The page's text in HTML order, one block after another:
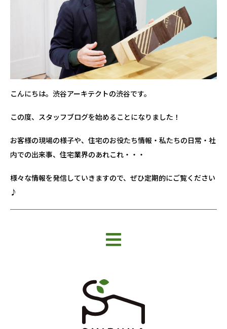
こんにちは。渋谷アーキテクトの渋谷です。
この度、スタッフブログを始めることになりました！
お客様の現場の様子や、住宅のお役たち情報・私たちの日常・社
内での出来事、住宅業界のあれこれ・・・
様々な情報を発信していきますので、ぜひ定期的にご覧ください
♪